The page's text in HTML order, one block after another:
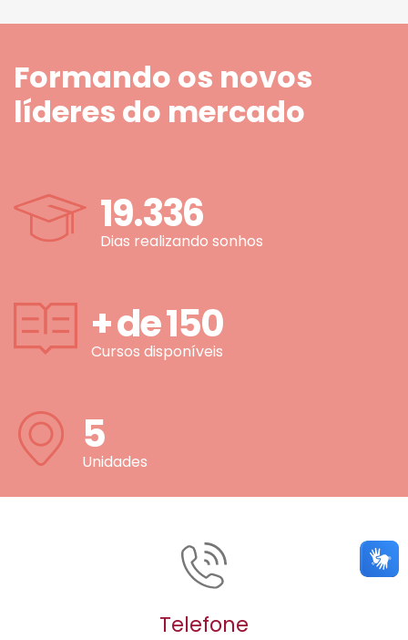
Formando os novos
líderes do mercado
19.336
Dias realizando sonhos
+ de150
Cursos disponíveis
5
Unidades
Telefone